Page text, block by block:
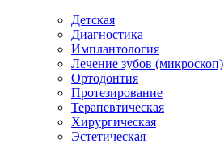
Детская
Диагностика
Имплантология
Лечение зубов (микроскоп)
Ортодонтия
Протезирование
Терапевтическая
Хирургическая
Эстетическая